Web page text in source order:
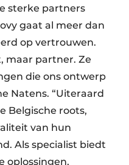
sterke partners
gaat al meer dan
op vertrouwen.
maar partner. Ze
die ons ontwerp
Natens. “Uiteraard
Belgische roots,
van hun
Als specialist biedt
oplossingen,